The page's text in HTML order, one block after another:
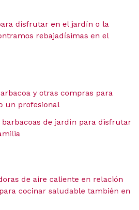
disfrutar en el jardín o la
rebajadísimas en el
y otras compras para
un profesional
barbacoas de jardín para disfrutar
de aire caliente en relación
cocinar saludable también en